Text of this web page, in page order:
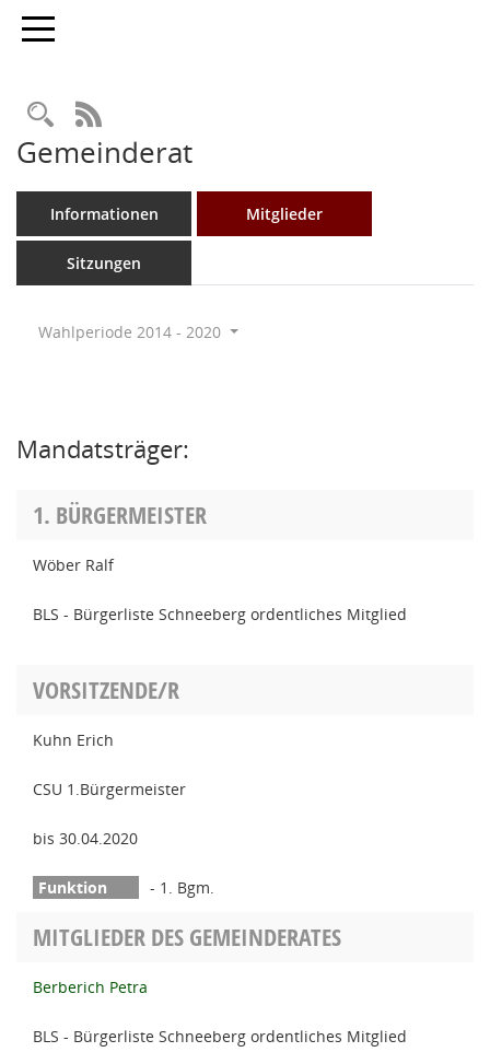
Toggle navigation
Rechercheauswahl
RSS-Feed
Gemeinderat
Informationen Mitglieder
Sitzungen
Wahlperiode 2014 - 2020
Mandatsträger:
1. BÜRGERMEISTER
Wöber Ralf
BLS - Bürgerliste Schneeberg ordentliches Mitglied
VORSITZENDE/R
Kuhn Erich
CSU 1.Bürgermeister
bis 30.04.2020
- 1. Bgm.
MITGLIEDER DES GEMEINDERATES
Berberich Petra
BLS - Bürgerliste Schneeberg ordentliches Mitglied